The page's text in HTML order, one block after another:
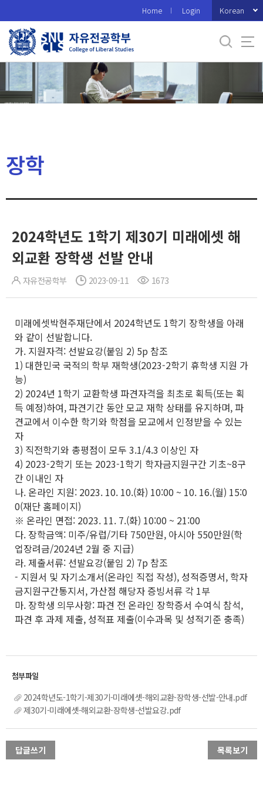
로
메
Home Login Korean
장학
2024학년도 1학기 제30기 미래에셋 해
외교환 장학생 선발 안내
자유전공학부 2023-09-11 1673
미래에셋박현주재단에서 2024학년도 1학기 장학생을 아래
와 같이 선발합니다.
가. 지원자격: 선발요강(붙임 2) 5p 참조
1) 대한민국 국적의 학부 재학생(2023-2학기 휴학생 지원 가
능)
2) 2024년 1학기 교환학생 파견자격을 최초로 획득(또는 획
득 예정)하여, 파견기간 동안 모교 재학 상태를 유지하며, 파
견교에서 이수한 학기와 학점을 모교에서 인정받을 수 있는
자
3) 직전학기와 총평점이 모두 3.1/4.3 이상인 자
4) 2023-2학기 또는 2023-1학기 학자금지원구간 기초~8구
간 이내인 자
나. 온라인 지원: 2023. 10. 10.(화) 10:00 ~ 10. 16.(월) 15:0
0(재단 홈페이지)
※ 온라인 면접: 2023. 11. 7.(화) 10:00 ~ 21:00
다. 장학금액: 미주/유럽/기타 750만원, 아시아 550만원(학
업장려금/2024년 2월 중 지급)
라. 제출서류: 선발요강(붙임 2) 7p 참조
- 지원서 및 자기소개서(온라인 직접 작성), 성적증명서, 학자
금지원구간통지서, 가산점 해당자 증빙서류 각 1부
마. 장학생 의무사항: 파견 전 온라인 장학증서 수여식 참석,
파견 후 과제 제출, 성적표 제출(이수과목 및 성적기준 충족)
2024학년도-1학기-제30기-미래에셋-해외교환-장학생-선발-안내.pdf
제30기-미래에셋-해외교환-장학생-선발요강.pdf
답글쓰기 목록보기